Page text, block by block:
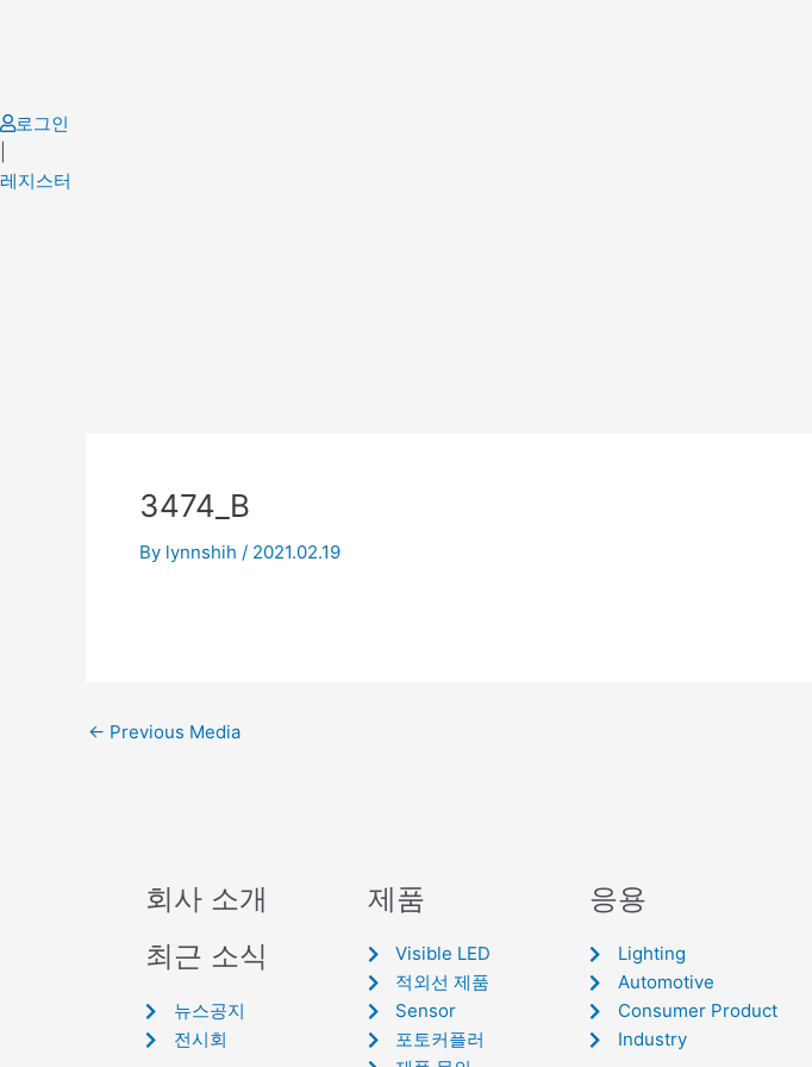
로그인
레지스터
3474_B
By lynnshih / 2021.02.19
← Previous Media
회사 소개
최근 소식
뉴스공지
전시회
제품
Visible LED
적외선 제품
Sensor
포토커플러
응용
Lighting
Automotive
Consumer Product
Industry